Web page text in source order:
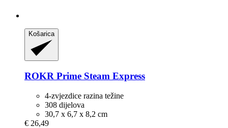
Košarica
ROKR Prime Steam Express
4-zvjezdice razina težine
308 dijelova
30,7 x 6,7 x 8,2 cm
€ 26,49